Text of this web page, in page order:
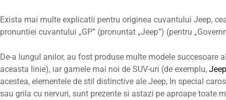
Exista mai multe explicatii pentru originea cuvantului Jeep,
pronuntiei cuvantului „GP” (pronuntat „Jeep”) (pentru
De-a lungul anilor, au fost produse multe modele succesoare
aceasta linie), iar gamele mai noi de SUV-uri (de exemplu,
acestea, elementele de stil distinctive ale Jeep, In special
sau grila cu nervuri, sunt prezente si astazi pe aproape toate